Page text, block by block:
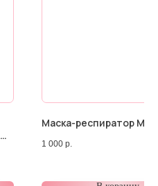
Маска-респиратор MZ
1 000 р.